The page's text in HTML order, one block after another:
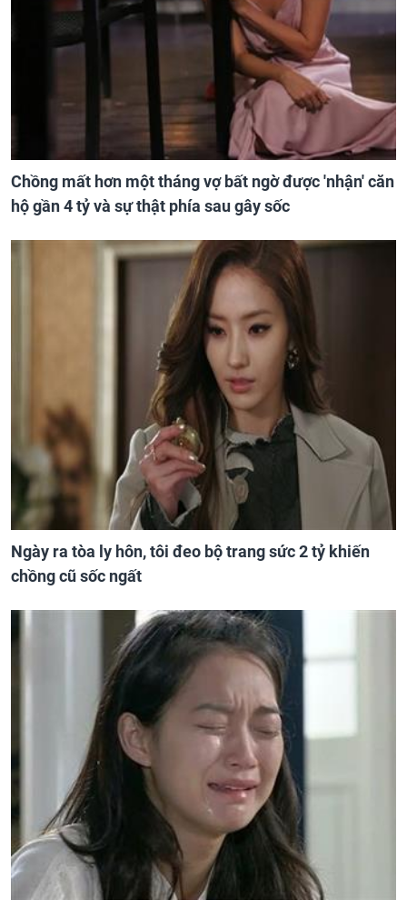
Chồng mất hơn một tháng vợ bất ngờ được 'nhận' căn
hộ gần 4 tỷ và sự thật phía sau gây sốc
Ngày ra tòa ly hôn, tôi đeo bộ trang sức 2 tỷ khiến
chồng cũ sốc ngất